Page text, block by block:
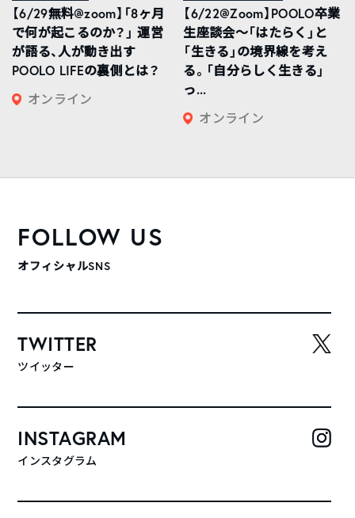
【6/29無料@zoom】「8ヶ月
で何が起こるのか？」 運営
が語る、人が動き出す
POOLO LIFEの裏側とは？
オンライン
【6/22@Zoom】POOLO卒業
生座談会〜「はたらく」と
「生きる」の境界線を考え
る。「自分らしく生きる」
っ...
オンライン
FOLLOW US
オフィシャルSNS
TWITTER
ツイッター
INSTAGRAM
インスタグラム